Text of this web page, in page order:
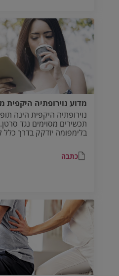
מדוע נוירופתיה
נוירופתיה היקפית הינה
תכשירים מסוימים נגד
בלימפומה יזדקק בדרך
כתבה